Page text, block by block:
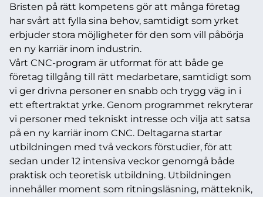
Bristen på rätt kompetens gör att många företag
har svårt att fylla sina behov, samtidigt som yrket
erbjuder stora möjligheter för den som vill påbörja
en ny karriär inom industrin.
Vårt CNC-program är utformat för att både ge
företag tillgång till rätt medarbetare, samtidigt som
vi ger drivna personer en snabb och trygg väg in i
ett eftertraktat yrke. Genom programmet rekryterar
vi personer med tekniskt intresse och vilja att satsa
på en ny karriär inom CNC. Deltagarna startar
utbildningen med två veckors förstudier, för att
sedan under 12 intensiva veckor genomgå både
praktisk och teoretisk utbildning. Utbildningen
innehåller moment som ritningsläsning, mätteknik,